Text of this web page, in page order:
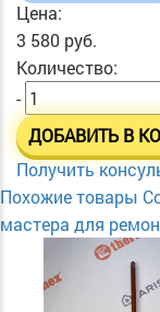
Цена:
3 580 руб.
Количество:
-
ДОБАВИТЬ В
Получить
Похожие товары
мастера для